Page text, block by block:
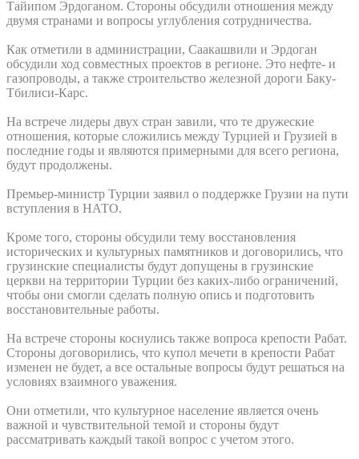
Тайипом Эрдоганом. Стороны обсудили отношения между
двумя странами и вопросы углубления сотрудничества.
Как отметили в администрации, Саакашвили и Эрдоган
обсудили ход совместных проектов в регионе. Это нефте- и
газопроводы, а также строительство железной дороги Баку-
Тбилиси-Карс.
На встрече лидеры двух стран завили, что те дружеские
отношения, которые сложились между Турцией и Грузией в
последние годы и являются примерными для всего региона,
будут продолжены.
Премьер-министр Турции заявил о поддержке Грузии на пути
вступления в НАТО.
Кроме того, стороны обсудили тему восстановления
исторических и культурных памятников и договорились, что
грузинские специалисты будут допущены в грузинские
церкви на территории Турции без каких-либо ограничений,
чтобы они смогли сделать полную опись и подготовить
восстановительные работы.
На встрече стороны коснулись также вопроса крепости Рабат.
Стороны договорились, что купол мечети в крепости Рабат
изменен не будет, а все остальные вопросы будут решаться на
условиях взаимного уважения.
Они отметили, что культурное население является очень
важной и чувствительной темой и стороны будут
рассматривать каждый такой вопрос с учетом этого.